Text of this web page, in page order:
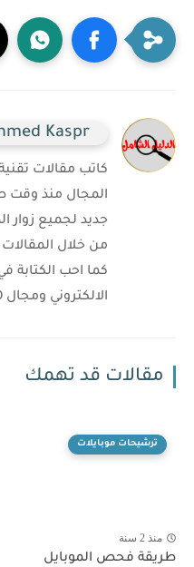
Kaspr
كاتب مقالات
المجال منذ وقت
جديد لجميع زوار
من خلال المقالات
كما احب الكتابة
الالكتروني ومجال SEO.
مقالات قد تهمك
ترشيحات موبايلات
منذ 2 سنة
طريقة فحص الموبايل